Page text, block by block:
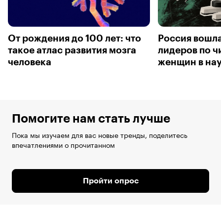
От рождения до 100 лет: что
такое атлас развития мозга
человека
Россия
лидеров по
женщин в
Помогите нам стать лучше
Пока мы изучаем для вас новые тренды, поделитесь
впечатлениями о прочитанном
Пройти опрос